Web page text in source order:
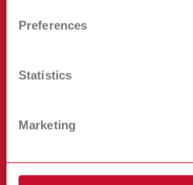
and set your preferences in
change or withdraw your
Preferences
Statistics
Marketing
Spannende Aufgaben
Gestaltungsfreiräumen
Weltmarktführer mit